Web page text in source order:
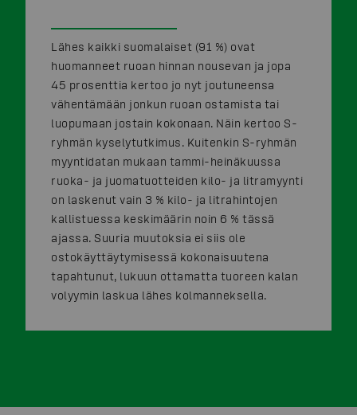
Lähes kaikki suomalaiset (91 %) ovat
huomanneet ruoan hinnan nousevan ja jopa
45 prosenttia kertoo jo nyt joutuneensa
vähentämään jonkun ruoan ostamista tai
luopumaan jostain kokonaan. Näin kertoo S-
ryhmän kyselytutkimus. Kuitenkin S-ryhmän
myyntidatan mukaan tammi-heinäkuussa
ruoka- ja juomatuotteiden kilo- ja litramyynti
on laskenut vain 3 % kilo- ja litrahintojen
kallistuessa keskimäärin noin 6 % tässä
ajassa. Suuria muutoksia ei siis ole
ostokäyttäytymisessä kokonaisuutena
tapahtunut, lukuun ottamatta tuoreen kalan
volyymin laskua lähes kolmanneksella.